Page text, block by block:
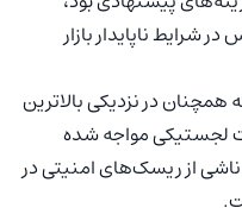
شرایط ناپایدار بازار
در نزدیکی بالاترین
لجستیکی مواجه شده
از ریسک‌های امنیتی در